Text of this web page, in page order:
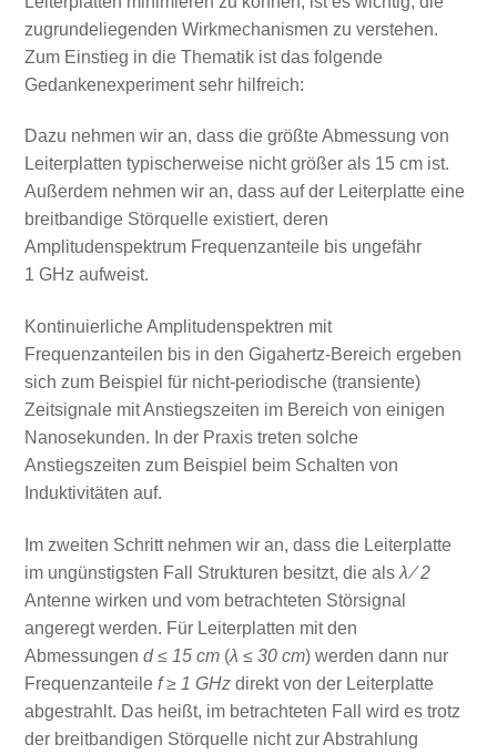
zugrundeliegenden Wirkmechanismen zu verstehen.
Zum Einstieg in die Thematik ist das folgende
Gedankenexperiment sehr hilfreich:
Dazu nehmen wir an, dass die größte Abmessung von
Leiterplatten typischerweise nicht größer als 15 cm ist.
Außerdem nehmen wir an, dass auf der Leiterplatte eine
breitbandige Störquelle existiert, deren
Amplitudenspektrum Frequenzanteile bis ungefähr
1 GHz aufweist.
Kontinuierliche Amplitudenspektren mit
Frequenzanteilen bis in den Gigahertz-Bereich ergeben
sich zum Beispiel für nicht-periodische (transiente)
Zeitsignale mit Anstiegszeiten im Bereich von einigen
Nanosekunden. In der Praxis treten solche
Anstiegszeiten zum Beispiel beim Schalten von
Induktivitäten auf.
Im zweiten Schritt nehmen wir an, dass die Leiterplatte
im ungünstigsten Fall Strukturen besitzt, die als λ ⁄ 2
Antenne wirken und vom betrachteten Störsignal
angeregt werden. Für Leiterplatten mit den
Abmessungen d ≤ 15 cm(λ ≤ 30 cm) werden dann nur
Frequenzanteile f ≥ 1 GHzdirekt von der Leiterplatte
abgestrahlt. Das heißt, im betrachteten Fall wird es trotz
der breitbandigen Störquelle nicht zur Abstrahlung